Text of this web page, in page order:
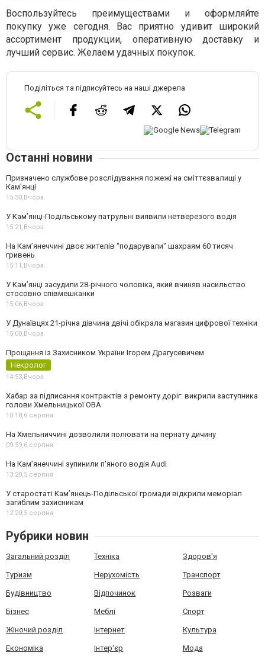
Воспользуйтесь преимуществами и оформляйте
покупку уже сегодня. Вас приятно удивит широкий
ассортимент продукции, оперативную доставку и
лучший сервис. Желаем удачных покупок.
Поділіться та підписуйтесь на наші джерела
Останні новини
Призначено службове розслідування пожежі на сміттєзвалищі у
Кам’янці
15:30,Вчора
У Кам’янці-Подільському патрульні виявили нетверезого водія
15:21,Вчора
На Камʼянеччині двоє жителів "подарували" шахраям 60 тисяч
гривень
15:11,Вчора
У Камʼянці засудили 28-річного чоловіка, який вчиняв насильство
стосовно співмешканки
15:06,Вчора
У Дунаївцях 21-річна дівчина двічі обікрала магазин цифрової техніки
15:00,Вчора
Прощання із Захисником України Ігорем Драгусевичем
Некролог
14:53,Вчора
Хабар за підписання контрактів з ремонту доріг: викрили заступника
голови Хмельницької ОВА
10:18,6 серпня
На Хмельниччині дозволили полювати на пернату дичину
09:59,6 серпня
На Камʼянеччині зупинили п'яного водія Audi
13:20,5 серпня
У старостаті Кам’янець-Подільської громади відкрили меморіал
загиблим захисникам
12:20,5 серпня
Рубрики новин
Загальний розділ Техніка Здоров'я
Туризм Нерухомість Транспорт
Будівництво Відпочинок Розваги
Бізнес Меблі Спорт
Жіночий розділ Інтернет Культура
Економіка Інтер'єр Мода